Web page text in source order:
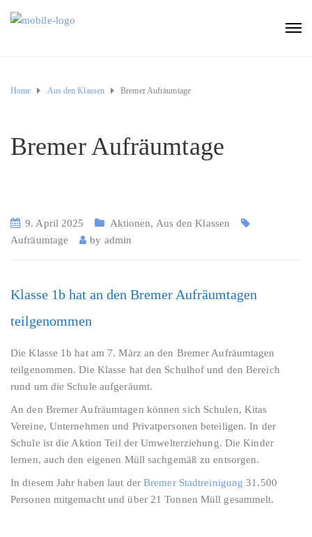
Home Aus den Klassen Bremer Aufräumtage
Bremer Aufräumtage
9. April 2025 Aktionen, Aus den Klassen
Aufräumtage
by admin
Klasse 1b hat an den Bremer Aufräumtagen
teilgenommen
Die Klasse 1b hat am 7. März an den Bremer Aufräumtagen
teilgenommen. Die Klasse hat den Schulhof und den Bereich
rund um die Schule aufgeräumt.
An den Bremer Aufräumtagen können sich Schulen, Kitas
Vereine, Unternehmen und Privatpersonen beteiligen. In der
Schule ist die Aktion Teil der Umwelterziehung. Die Kinder
lernen, auch den eigenen Müll sachgemäß zu entsorgen.
In diesem Jahr haben laut derBremer Stadtreinigung 31.500
Personen mitgemacht und über 21 Tonnen Müll gesammelt.